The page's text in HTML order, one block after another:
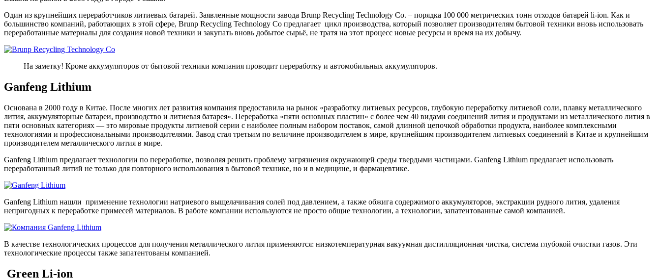
Один из крупнейших переработчиков литиевых батарей. Заявленные мощности завода Brunp Recycling Technology Co. – порядка 100 000 метрических тонн отходов батарей li-ion. Как и
большинство компаний, работающих в этой сфере, Brunp Recycling Technology Co предлагает цикл производства, который позволяет производителям бытовой техники вновь использовать
переработанные материалы для создания новой техники и закупать вновь добытое сырьё, не тратя на этот процесс новые ресурсы и время на их добычу.
На заметку! Кроме аккумуляторов от бытовой техники компания проводит переработку и автомобильных аккумуляторов.
Ganfeng Lithium
Основана в 2000 году в Китае. После многих лет развития компания предоставила на рынок «разработку литиевых ресурсов, глубокую переработку литиевой соли, плавку металлического
лития, аккумуляторные батареи, производство и литиевая батарея». Переработка «пяти основных пластин» с более чем 40 видами соединений лития и продуктами из металлического лития в
пяти основных категориях — это мировые продукты литиевой серии с наиболее полным набором поставок, самой длинной цепочкой обработки продукта, наиболее комплексными
технологиями и профессиональными производителями. Завод стал третьим по величине производителем в мире, крупнейшим производителем литиевых соединений в Китае и крупнейшим
производителем металлического лития в мире.
Ganfeng Lithium предлагает технологии по переработке, позволяя решить проблему загрязнения окружающей среды твердыми частицами. Ganfeng Lithium предлагает использовать
переработанный литий не только для повторного использования в бытовой технике, но и в медицине, и фармацевтике.
Ganfeng Lithium нашли применение технологии натриевого выщелачивания солей под давлением, а также обжига содержимого аккумуляторов, экстракции рудного лития, удаления
непригодных к переработке примесей материалов. В работе компании используются не просто общие технологии, а технологии, запатентованные самой компанией.
В качестве технологических процессов для получения металлического лития применяются: низкотемпературная вакуумная дистилляционная чистка, система глубокой очистки газов. Эти
технологические процессы также запатентованы компанией.
Green Li-ion